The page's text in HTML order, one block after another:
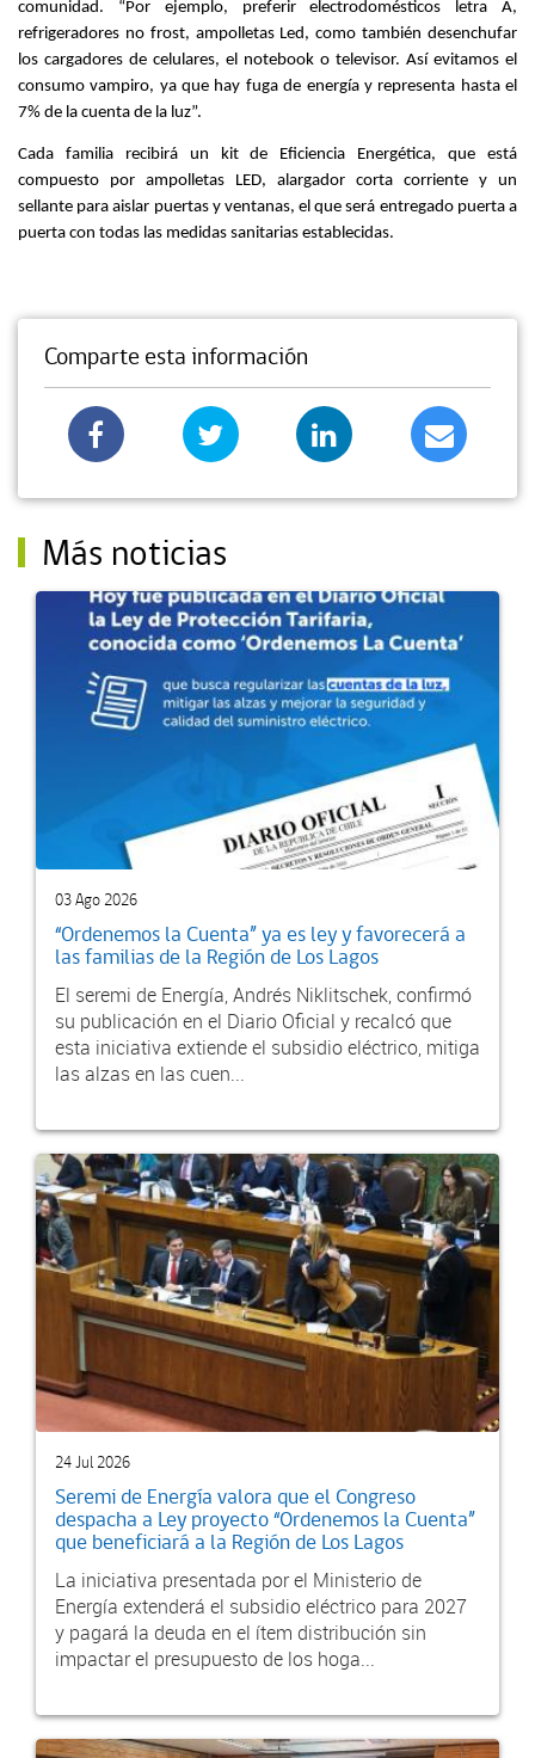
comunidad. “Por ejemplo, preferir electrodomésticos letra A,
refrigeradores no frost, ampolletas Led, como también desenchufar
los cargadores de celulares, el notebook o televisor. Así evitamos el
consumo vampiro, ya que hay fuga de energía y representa hasta el
7% de la cuenta de la luz”.
Cada familia recibirá un kit de Eficiencia Energética, que está
compuesto por ampolletas LED, alargador corta corriente y un
sellante para aislar puertas y ventanas, el que será entregado puerta a
puerta con todas las medidas sanitarias establecidas.
Comparte esta información
Más noticias
03 Ago 2026
“Ordenemos la Cuenta” ya es ley y favorecerá a
las familias de la Región de Los Lagos
El seremi de Energía, Andrés Niklitschek, confirmó
su publicación en el Diario Oficial y recalcó que
esta iniciativa extiende el subsidio eléctrico, mitiga
las alzas en las cuen...
24 Jul 2026
Seremi de Energía valora que el Congreso
despacha a Ley proyecto “Ordenemos la Cuenta”
que beneficiará a la Región de Los Lagos
La iniciativa presentada por el Ministerio de
Energía extenderá el subsidio eléctrico para 2027
y pagará la deuda en el ítem distribución sin
impactar el presupuesto de los hoga...